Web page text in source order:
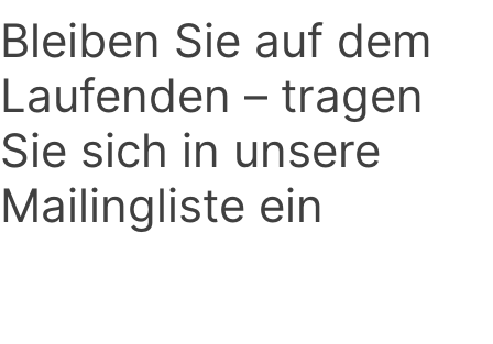
Bleiben Sie auf dem
Laufenden – tragen
Sie sich in unsere
Mailingliste ein